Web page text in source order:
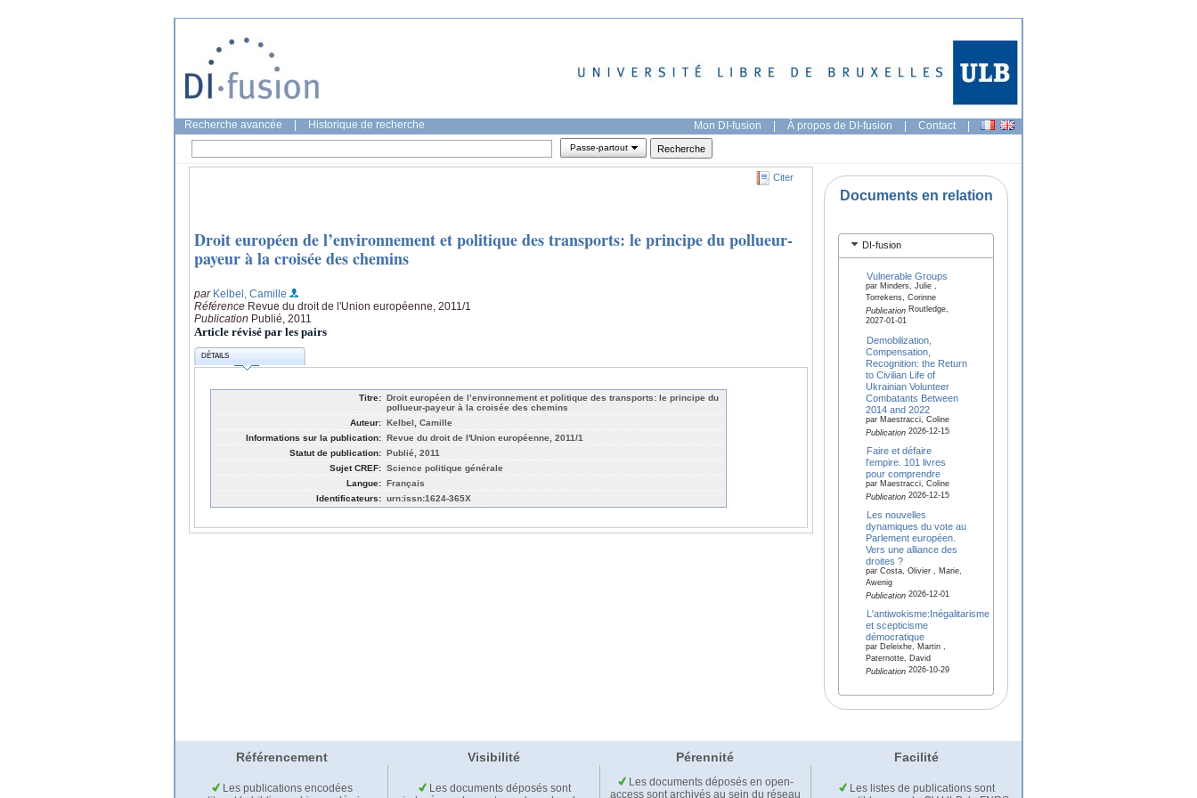
Recherche avancée Historique de recherche Mon DI-fusion | À propos de DI-fusion | Contact |
Passe-partout
Citer
Droit européen de l’environnement et politique des transports: le principe du pollueur-
payeur à la croisée des chemins
par Kelbel, Camille
Référence Revue du droit de l'Union européenne, 2011/1
Publication Publié, 2011
Article révisé par les pairs
DÉTAILS
Titre: Droit européen de l’environnement et politique des transports: le principe du
pollueur-payeur à la croisée des chemins
Auteur: Kelbel, Camille
Informations sur la publication: Revue du droit de l'Union européenne, 2011/1
Statut de publication: Publié, 2011
Sujet CREF: Science politique générale
Langue: Français
Identificateurs: urn:issn:1624-365X
Documents en relation
DI-fusion
Vulnerable Groups
par Minders, Julie ,
Torrekens, Corinne
PublicationRoutledge,
2027-01-01
Demobilization,
Compensation,
Recognition: the Return
to Civilian Life of
Ukrainian Volunteer
Combatants Between
2014 and 2022
par Maestracci, Coline
Publication2026-12-15
Faire et défaire
l'empire. 101 livres
pour comprendre
par Maestracci, Coline
Publication2026-12-15
Les nouvelles
dynamiques du vote au
Parlement européen.
Vers une alliance des
droites ?
par Costa, Olivier , Marie,
Awenig
Publication2026-12-01
L'antiwokisme:Inégalitarisme
et scepticisme
démocratique
par Deleixhe, Martin ,
Paternotte, David
Publication2026-10-29
Référencement Visibilité Pérennité Facilité
Les publications encodées
Les documents déposés sont
Les documents déposés en open-
access sont archivés au sein du réseau
Les listes de publications sont